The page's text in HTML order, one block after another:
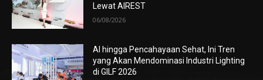
Lewat AIREST
06/08/2026
AI hingga Pencahayaan Sehat, Ini Tren
yang Akan Mendominasi Industri Lighting
di GILF 2026